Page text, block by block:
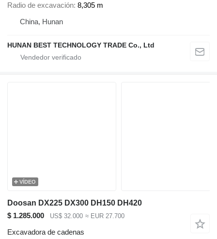
Radio de excavación 8,305 m
China, Hunan
HUNAN BEST TECHNOLOGY TRADE Co., Ltd
VÍDEO
Doosan DX225 DX300 DH150 DH420
$ 1.285.000
US$ 32.000 ≈ EUR 27.700
Excavadora de cadenas